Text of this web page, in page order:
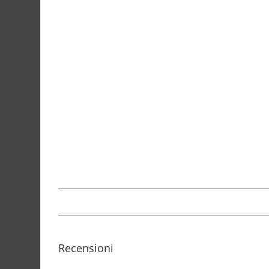
Recensioni